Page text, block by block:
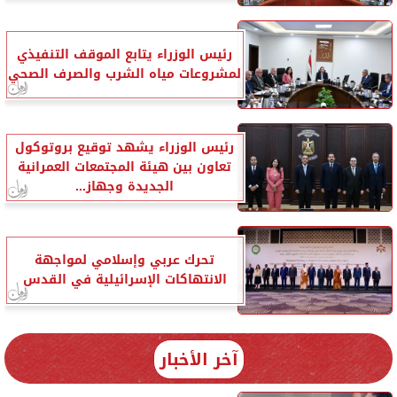
رئيس الوزراء يتابع الموقف التنفيذي
لمشروعات مياه الشرب والصرف الصحي
رئيس الوزراء يشهد توقيع بروتوكول
تعاون بين هيئة المجتمعات العمرانية
الجديدة وجهاز...
تحرك عربي وإسلامي لمواجهة
الانتهاكات الإسرائيلية في القدس
آخر الأخبار